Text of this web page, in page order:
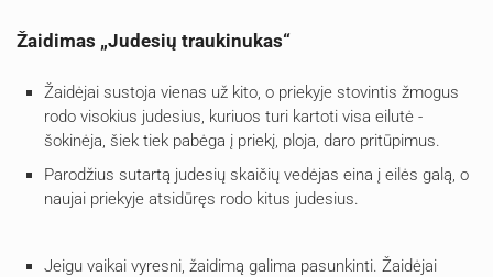
Žaidimas „Judesių traukinukas“
Žaidėjai sustoja vienas už kito, o priekyje stovintis žmogus
rodo visokius judesius, kuriuos turi kartoti visa eilutė -
šokinėja, šiek tiek pabėga į priekį, ploja, daro pritūpimus.
Parodžius sutartą judesių skaičių vedėjas eina į eilės galą, o
naujai priekyje atsidūręs rodo kitus judesius.
Jeigu vaikai vyresni, žaidimą galima pasunkinti. Žaidėjai